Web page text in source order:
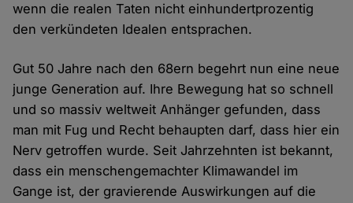
wenn die realen Taten nicht einhundertprozentig
den verkündeten Idealen entsprachen.
Gut 50 Jahre nach den 68ern begehrt nun eine neue
junge Generation auf. Ihre Bewegung hat so schnell
und so massiv weltweit Anhänger gefunden, dass
man mit Fug und Recht behaupten darf, dass hier ein
Nerv getroffen wurde. Seit Jahrzehnten ist bekannt,
dass ein menschengemachter Klimawandel im
Gange ist, der gravierende Auswirkungen auf die